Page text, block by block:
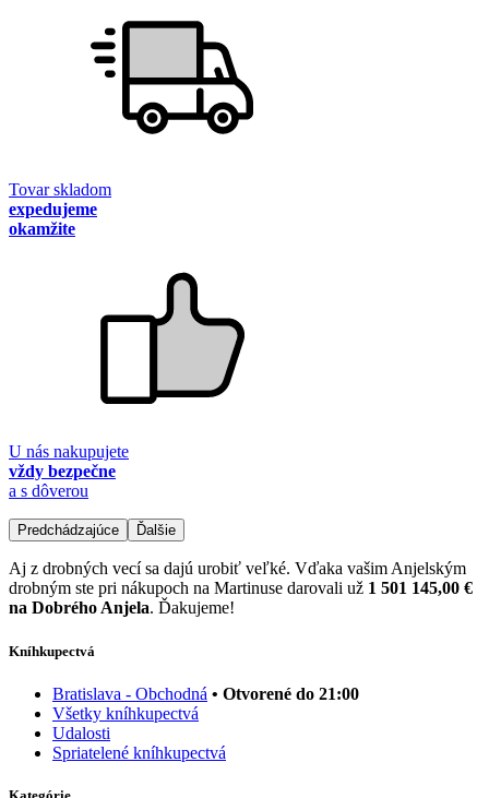
Tovar skladom
expedujeme
okamžite
U nás nakupujete
vždy bezpečne
a s dôverou
Predchádzajúce Ďalšie
Aj z drobných vecí sa dajú urobiť veľké. Vďaka vašim Anjelským
drobným ste pri nákupoch na Martinuse darovali už 1 501 145,00 €
na Dobrého Anjela. Ďakujeme!
Kníhkupectvá
Bratislava - Obchodná • Otvorené do 21:00
Všetky kníhkupectvá
Udalosti
Spriatelené kníhkupectvá